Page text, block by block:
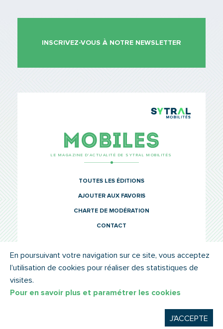
INSCRIVEZ-VOUS À NOTRE NEWSLETTER
LE MAGAZINE D’ACTUALITÉ DE SYTRAL MOBILITÉS
TOUTES LES ÉDITIONS
AJOUTER AUX FAVORIS
CHARTE DE MODÉRATION
CONTACT
© SYTRAL MOBILITÉS 2022 MENTIONS LÉGALES
En poursuivant votre navigation sur ce site, vous acceptez
l’utilisation de cookies pour réaliser des statistiques de
visites.
Pour en savoir plus et paramétrer les cookies
J'ACCEPTE